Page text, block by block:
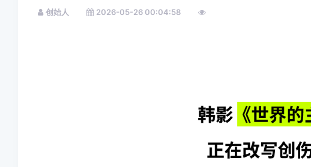
创始人 2026-05-26 00:04:58